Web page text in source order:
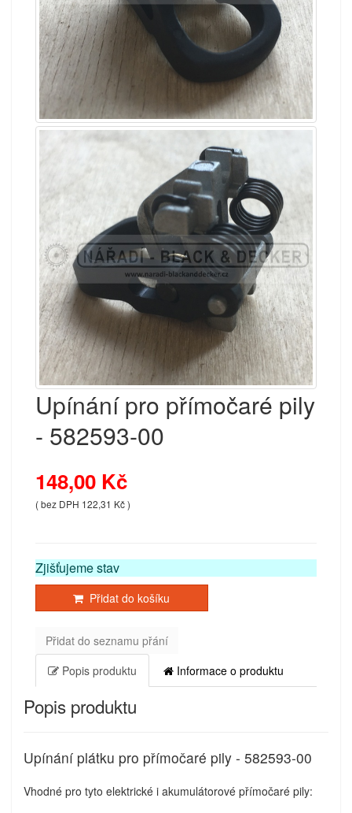
Upínání pro přímočaré pily
- 582593-00
148,00 Kč
( bez DPH 122,31 Kč )
Zjišťujeme stav
Přidat do košíku
Přidat do seznamu přání
Popis produktu
Informace o produktu
Popis produktu
Upínání plátku pro přímočaré pily - 582593-00
Vhodné pro tyto elektrické i akumulátorové přímočaré pily: